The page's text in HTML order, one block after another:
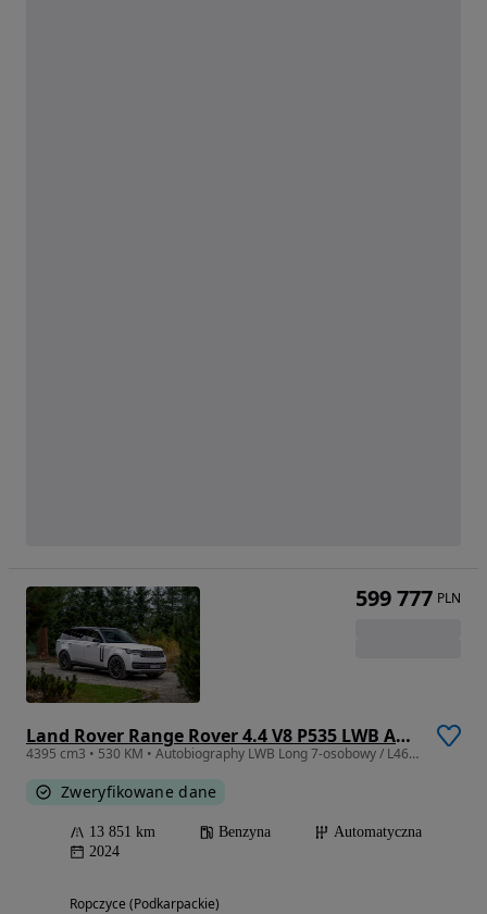
Land Rover Range Rover 4.4 V8 P535 LWB Autobiography 7os
4395 cm3 • 530 KM • Autobiography LWB Long 7-osobowy / L460 4.4 MHEV 530 KM / Bogata opcja
Zweryfikowane dane
13 851 km Benzyna
Automatyczna
2024
Ropczyce (Podkarpackie)
599 777 PLN